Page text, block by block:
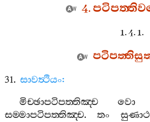
4.
1. 4. 1.
31. සාවත්‍ථියං:
මිච‍්ඡාපටිපත‍්තිඤ‍්ච
වො
සම‍්මාපටිපත‍්තිඤ‍්ච.තං සුණාථ